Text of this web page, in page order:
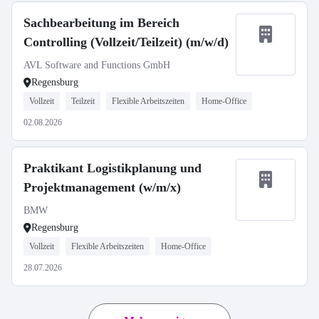
Sachbearbeitung im Bereich
Controlling (Vollzeit/Teilzeit) (m/w/d)
AVL Software and Functions GmbH
Regensburg
Vollzeit Teilzeit Flexible Arbeitszeiten Home-Office
02.08.2026
Praktikant Logistikplanung und
Projektmanagement (w/m/x)
BMW
Regensburg
Vollzeit Flexible Arbeitszeiten Home-Office
28.07.2026